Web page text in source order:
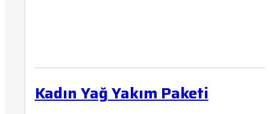
Kadın Yağ Yakım Paketi